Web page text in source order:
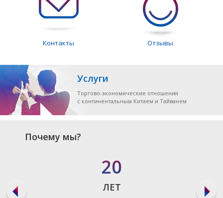
Контакты Отзывы
Услуги
Торгово-экономические отношения
с континентальным Китаем и Тайванем
Почему мы?
20
ЛЕТ